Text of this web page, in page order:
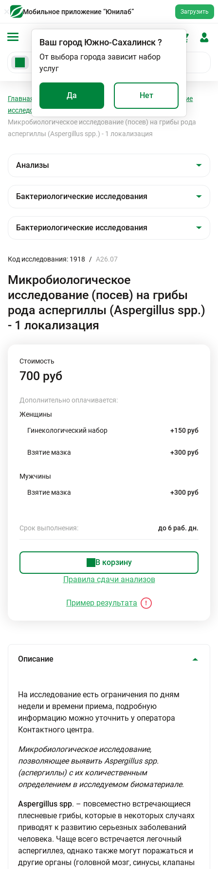
Мобильное приложение “Юнилаб” Загрузить
Ваш город Южно-Сахалинск?
От выбора города зависит набор
услуг
Да Нет
Главная Анализы
Бактериологические
исследования
Бактериологические исследования
Микробиологическое исследование (посев) на грибы рода
аспергиллы (Aspergillus spp.) - 1 локализация
Код исследования: 1918 / А26.07
Микробиологическое
исследование (посев) на грибы
рода аспергиллы (Aspergillus spp.)
- 1 локализация
Стоимость
700 руб
Дополнительно оплачивается:
Женщины
Гинекологический набор +150 руб
Взятие мазка +300 руб
Мужчины
Взятие мазка +300 руб
Срок выполнения: до 6 раб. дн.
В корзину
Правила сдачи анализов
Пример результата
Описание
На исследование есть ограничения по дням
недели и времени приема, подробную
информацию можно уточнить у оператора
Контактного центра.
Микробиологическое исследование,
позволяющее выявить Aspergillus spp.
(аспергиллы) с их количественным
определением в исследуемом биоматериале.
Aspergillus spp. – повсеместно встречающиеся
плесневые грибы, которые в некоторых случаях
приводят к развитию серьезных заболеваний
человека. Чаще всего встречается легочный
аспергиллез, однако также могут поражаться и
другие органы (головной мозг, синусы, клапаны